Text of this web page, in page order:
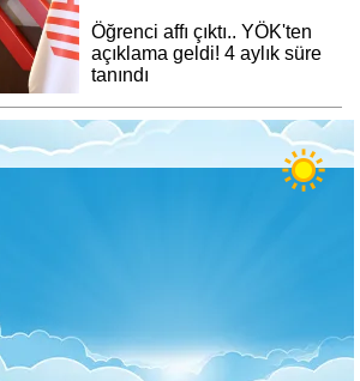
Öğrenci affı çıktı.. YÖK'ten
açıklama geldi! 4 aylık süre
tanındı